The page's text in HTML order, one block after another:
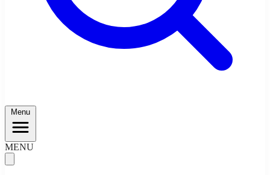
Menu
MENU